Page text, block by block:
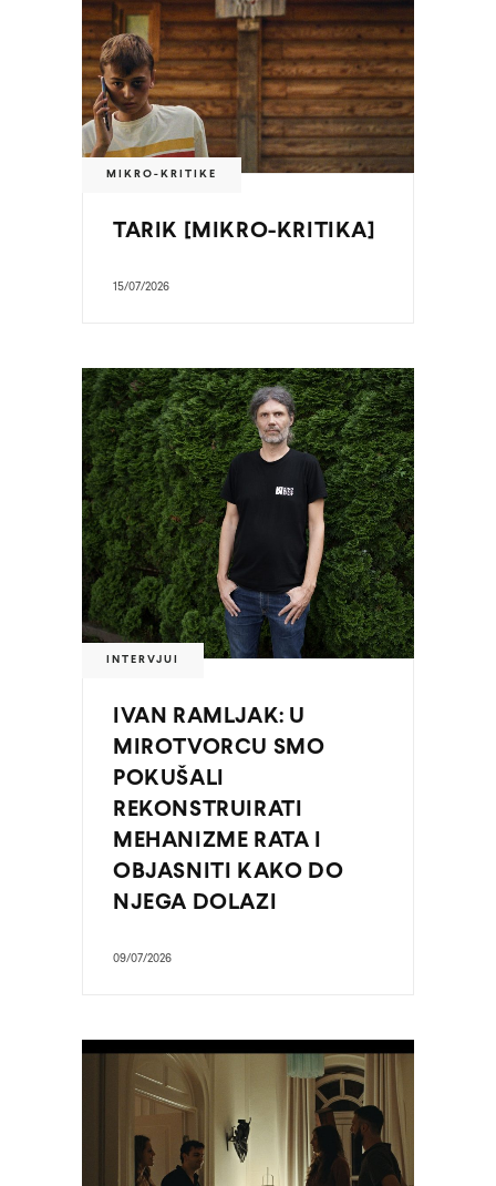
MIKRO-KRITIKE
TARIK [MIKRO-KRITIKA]
15/07/2026
INTERVJUI
IVAN RAMLJAK: U
MIROTVORCU SMO
POKUŠALI
REKONSTRUIRATI
MEHANIZME RATA I
OBJASNITI KAKO DO
NJEGA DOLAZI
09/07/2026